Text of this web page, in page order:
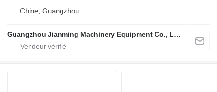
Chine, Guangzhou
Guangzhou Jianming Machinery Equipment Co., Ltd.